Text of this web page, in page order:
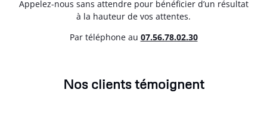
Appelez-nous sans attendre pour bénéficier d’un résultat
à la hauteur de vos attentes.
Par téléphone au 07.56.78.02.30
Nos clients témoignent